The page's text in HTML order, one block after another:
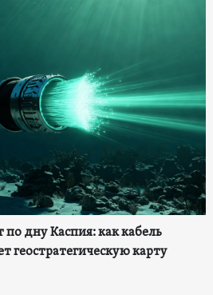
дну Каспия: как кабель
геостратегическую карту